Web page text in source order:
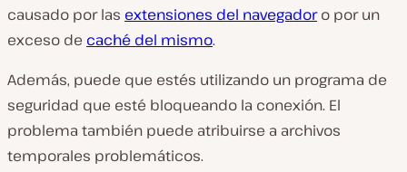
causado por las extensiones del navegadoro por un
exceso de caché del mismo.
Además, puede que estés utilizando un programa de
seguridad que esté bloqueando la conexión. El
problema también puede atribuirse a archivos
temporales problemáticos.